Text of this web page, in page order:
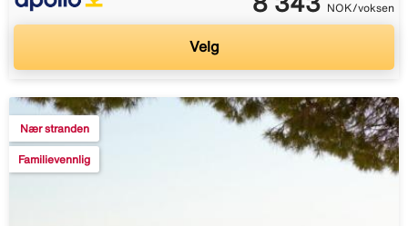
NOK/voksen
Velg
Nær stranden
Familievennlig